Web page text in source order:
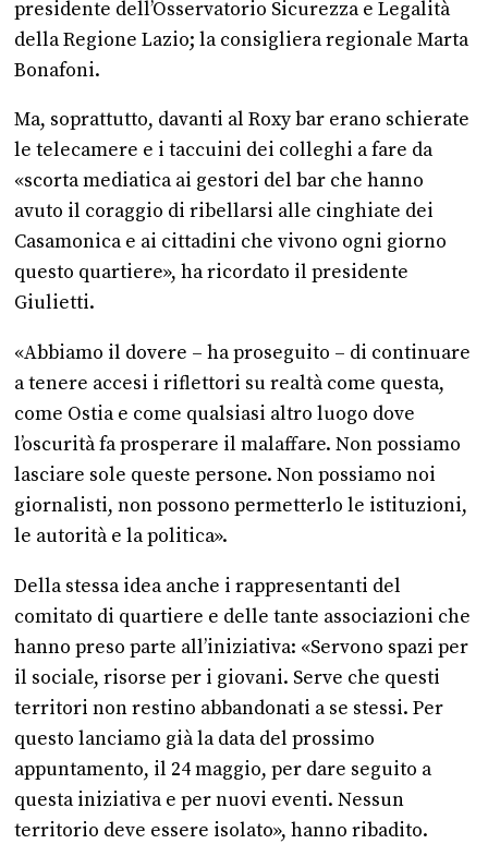
presidente dell’Osservatorio Sicurezza e Legalità
della Regione Lazio; la consigliera regionale Marta
Bonafoni.
Ma, soprattutto, davanti al Roxy bar erano schierate
le telecamere e i taccuini dei colleghi a fare da
«scorta mediatica ai gestori del bar che hanno
avuto il coraggio di ribellarsi alle cinghiate dei
Casamonica e ai cittadini che vivono ogni giorno
questo quartiere», ha ricordato il presidente
Giulietti.
«Abbiamo il dovere – ha proseguito – di continuare
a tenere accesi i riflettori su realtà come questa,
come Ostia e come qualsiasi altro luogo dove
l’oscurità fa prosperare il malaffare. Non possiamo
lasciare sole queste persone. Non possiamo noi
giornalisti, non possono permetterlo le istituzioni,
le autorità e la politica».
Della stessa idea anche i rappresentanti del
comitato di quartiere e delle tante associazioni che
hanno preso parte all’iniziativa: «Servono spazi per
il sociale, risorse per i giovani. Serve che questi
territori non restino abbandonati a se stessi. Per
questo lanciamo già la data del prossimo
appuntamento, il 24 maggio, per dare seguito a
questa iniziativa e per nuovi eventi. Nessun
territorio deve essere isolato», hanno ribadito.